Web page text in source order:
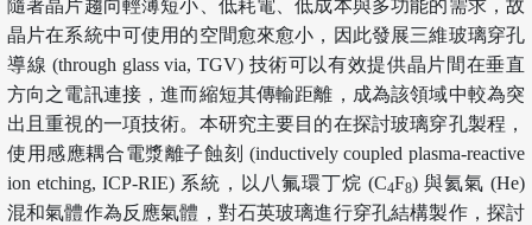
隨著晶片趨向輕薄短小、低耗電、低成本與多功能的需求，故
晶片在系統中可使用的空間愈來愈小，因此發展三維玻璃穿孔
導線 (through glass via, TGV) 技術可以有效提供晶片間在垂直
方向之電訊連接，進而縮短其傳輸距離，成為該領域中較為突
出且重視的一項技術。本研究主要目的在探討玻璃穿孔製程，
使用感應耦合電漿離子蝕刻 (inductively coupled plasma-reactive
ion etching, ICP-RIE) 系統，以八氟環丁烷 (C4F8) 與氦氣 (He)
混和氣體作為反應氣體，對石英玻璃進行穿孔結構製作，探討